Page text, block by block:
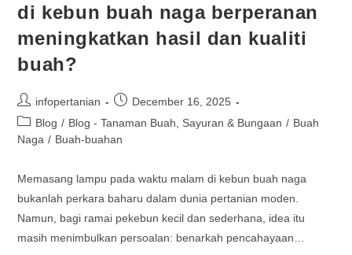
di kebun buah naga berperanan
meningkatkan hasil dan kualiti
buah?
infopertanian
December 16, 2025
Blog / Blog - Tanaman Buah, Sayuran & Bungaan / Buah
Naga / Buah-buahan
Memasang lampu pada waktu malam di kebun buah naga
bukanlah perkara baharu dalam dunia pertanian moden.
Namun, bagi ramai pekebun kecil dan sederhana, idea itu
masih menimbulkan persoalan: benarkah pencahayaan…